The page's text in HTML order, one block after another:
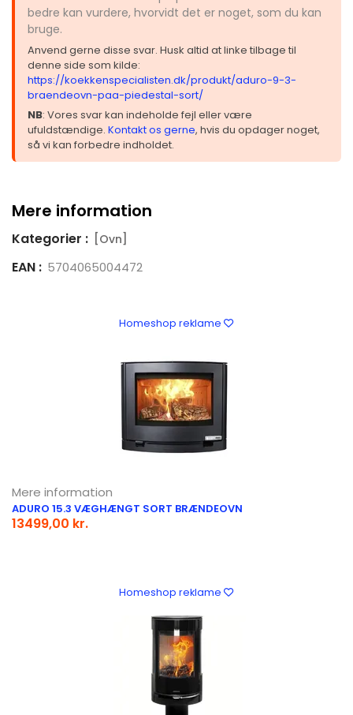
bedre kan vurdere, hvorvidt det er noget, som du kan
bruge.
Anvend gerne disse svar. Husk altid at linke tilbage til
denne side som kilde:
https://koekkenspecialisten.dk/produkt/aduro-9-3-
braendeovn-paa-piedestal-sort/
NB: Vores svar kan indeholde fejl eller være
ufuldstændige. Kontakt os gerne, hvis du opdager noget,
så vi kan forbedre indholdet.
Mere information
Kategorier : [Ovn]
EAN : 5704065004472
Homeshop reklame
Mere information
ADURO 15.3 VÆGHÆNGT SORT BRÆNDEOVN
13499,00 kr.
Homeshop reklame